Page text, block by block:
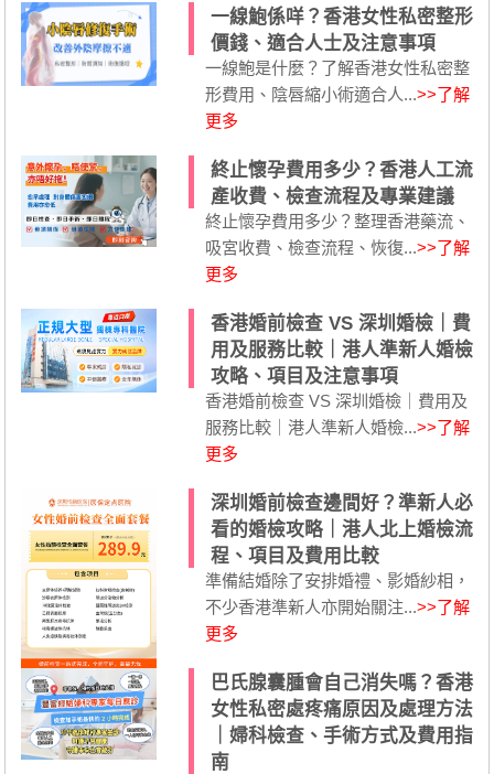
一線鮑係咩？香港女性私密整形
價錢、適合人士及注意事項
一線鮑是什麼？了解香港女性私密整
形費用、陰唇縮小術適合人...>>了解
更多
終止懷孕費用多少？香港人工流
產收費、檢查流程及專業建議
終止懷孕費用多少？整理香港藥流、
吸宮收費、檢查流程、恢復...>>了解
更多
香港婚前檢查 VS 深圳婚檢｜費
用及服務比較｜港人準新人婚檢
攻略、項目及注意事項
香港婚前檢查 VS 深圳婚檢｜費用及
服務比較｜港人準新人婚檢...>>了解
更多
深圳婚前檢查邊間好？準新人必
看的婚檢攻略｜港人北上婚檢流
程、項目及費用比較
準備結婚除了安排婚禮、影婚紗相，
不少香港準新人亦開始關注...>>了解
更多
巴氏腺囊腫會自己消失嗎？香港
女性私密處疼痛原因及處理方法
｜婦科檢查、手術方式及費用指
南